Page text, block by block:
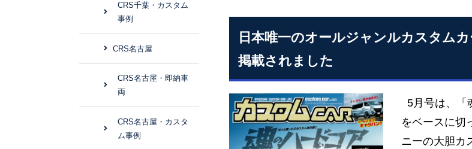
日本唯一のオールジャンルカスタム
掲載されました
5月号は、「
をベースに切
ニーの大胆カ
CRS千葉・カスタム
事例
CRS名古屋
CRS名古屋・即納車
両
CRS名古屋・カスタ
ム事例